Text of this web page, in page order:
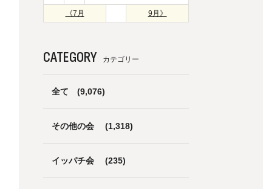
《7月 9月》
CATEGORY カテゴリー
全て (9,076)
その他の会 (1,318)
イッパチ会 (235)